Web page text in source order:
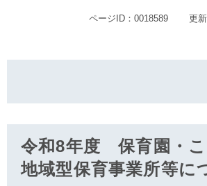
ページID：0018589 更
令和8年度 保育園・こ
地域型保育事業所等に